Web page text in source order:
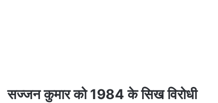
सज्जन कुमार को 1984 के सिख विरोधी